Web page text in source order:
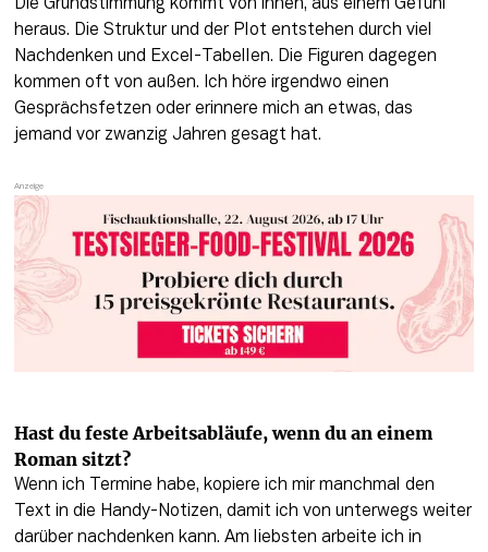
Die Grundstimmung kommt von innen, aus einem Gefühl
heraus. Die Struktur und der Plot entstehen durch viel
Nachdenken und Excel-Tabellen. Die Figuren dagegen
kommen oft von außen. Ich höre irgendwo einen
Gesprächsfetzen oder erinnere mich an etwas, das
jemand vor zwanzig Jahren gesagt hat.
Hast du feste Arbeitsabläufe, wenn du an einem
Roman sitzt?
Wenn ich Termine habe, kopiere ich mir manchmal den
Text in die Handy-Notizen, damit ich von unterwegs weiter
darüber nachdenken kann. Am liebsten arbeite ich in